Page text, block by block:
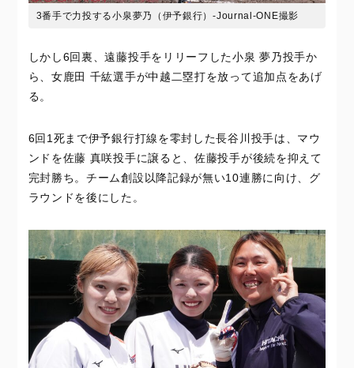
3番手で力投する小泉夢乃（伊予銀行）-Journal-ONE撮影
しかし6回裏、遠藤投手をリリーフした小泉 夢乃投手か
ら、女鹿田 千紘選手が中越二塁打を放って追加点をあげ
る。
6回1死まで伊予銀行打線を零封した長谷川投手は、マウ
ンドを佐藤 真咲投手に譲ると、佐藤投手が後続を抑えて
完封勝ち。チーム創設以降記録が無い10連勝に向け、グ
ラウンドを後にした。